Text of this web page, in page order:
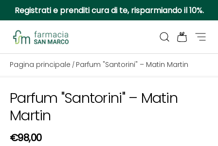
Passa ai contenuti
Registrati e prenditi cura di te, risparmiando il 10%.
Farmacia San Marco
Cerca Borsa
Pagina principale / Parfum "Santorini" – Matin Martin
Passa alle informazioni sul prodotto
Parfum "Santorini" – Matin
Martin
Prezzo normale
€98,00